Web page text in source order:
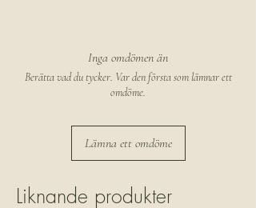
Cocamidopropyl Betaine, Glycol Distearate,
Acrylates Copolymer, Cocamidopropylamine
Oxide, Polyquaternium-47, Glycerin, Polysorbate
Chloride, Hydrolised Rice Protein, Decyl
Glucoside, Persea Gratissima (Avocado) Oil,
Extract, Salvia Hispanica (Chia) Seed Extract,
Inga omdömen än
Berätta vad du tycker. Var den första som lämnar ett
omdöme.
Lämna ett omdöme
Liknande produkter